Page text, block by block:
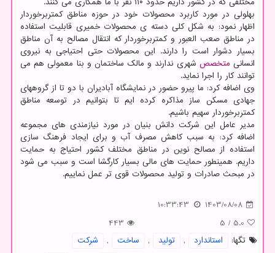
بهلولی در مورد کاربرد محصولات خود در حوزه مناطق کمتربرخوردار
اظهار نمود: به شکل کلی دسته ی محصولات خمیری قابلیت استفاده
در مناطق صعب العبور و کمتربرخوردار که انتقال مصالح به آن مناطق
بسیار دشوار است را دارند. این محصولات حتی احتیاجی به نیروی
انسانی متخصص شهری ندارند و مالک ساختمان و بنا معمولی هم می
توانند کار را اجرا نماید.
وی اضافه کرد: ما پیرو حضور در نمایشگاه آبادیران با دو تا از گروههای
جهادی مسکن ساز مذاکره کرده ایم تا بتوانیم در توسعه مناطق
کمتربرخوردار سهیم باشیم.
مدیر عامل این شرکت دانش بنیان در مورد نیازمندی های مجموعه
اضافه کرد: به سبب کاهش مصرف آب و برای ایجاد فرهنگ سازی
استفاده از مصالح نوین در مناطق مختلف کشور احتیاج به حمایت
داریم. همینطور حمایت های مالی بسیار کارگشا است و سبب می شود
در مبحث صادرات و تولید محصولات قوی تر عمل نماییم.
1403/08/08
10:33:43
5.0
/
5
443
تگها:
استاندارد , تولید , ساخت ,
شركت